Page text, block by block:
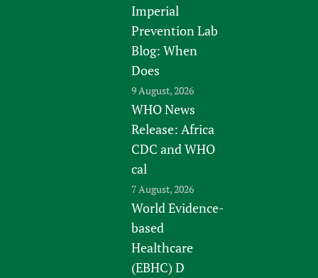
Imperial
Prevention Lab
Blog: When
Does
9 August, 2026
WHO News
Release: Africa
CDC and WHO
cal
7 August, 2026
World Evidence-
based
Healthcare
(EBHC) D